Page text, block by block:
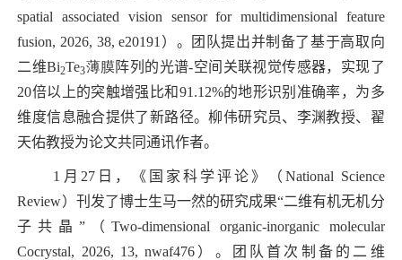
spatial associated vision sensor for multidimensional feature
fusion, 2026, 38, e20191 ）。团队提出并制备了基于高取向
二维Bi2Te3薄膜阵列的光谱-空间关联视觉传感器，实现了
20倍以上的突触增强比和91.12%的地形识别准确率，为多
维度信息融合提供了新路径。柳伟研究员、李渊教授、翟
天佑教授为论文共同通讯作者。
1 月 27日，《国家科学评论》（National Science
Review）刊发了博士生马一然的研究成果“二维有机无机分
子共晶”（Two-dimensional organic-inorganic molecular
Cocrystal, 2026, 13, nwaf476 ）。团队首次制备的二维